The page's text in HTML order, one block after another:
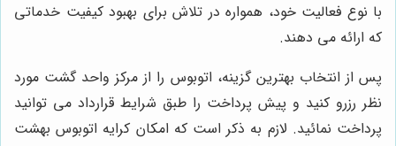
با نوع فعالیت خود، همواره در تلاش برای بهبود کیفیت خدماتی
که ارائه می دهند.
پس از انتخاب بهترین گزینه، اتوبوس را از مرکز واحد گشت مورد
نظر رزرو کنید و پیش پرداخت را طبق شرایط قرارداد می توانید
پرداخت نمائید. لازم به ذکر است که امکان کرایه اتوبوس بهشت